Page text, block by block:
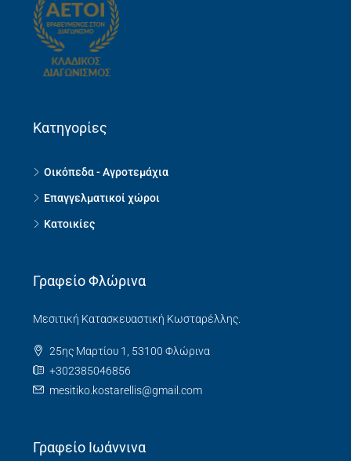
Κατηγορίες
Οικόπεδα - Αγροτεμάχια
Επαγγελματικοί χώροι
Κατοικίες
Γραφείο Φλώρινα
Μεσιτική Κατασκευαστική Κωσταρέλλης.
25ης Μαρτίου 1, 53100 Φλώρινα
+302385046856
mesitiko.kostarellis@gmail.com
Γραφείο Ιωάννινα